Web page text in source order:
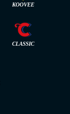
KOOVEE
CLASSIC